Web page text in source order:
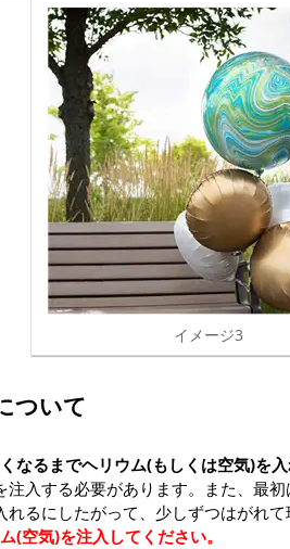
イメージ3
ついて
なるまでヘリウム(もしくは空気)を入
注入する必要があります。また、最
れるにしたがって、少しずつはがれて
(空気)を注入してください。